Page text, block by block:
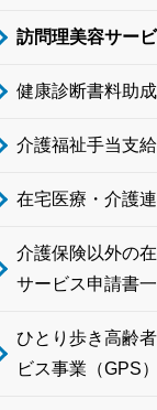
訪問理美容サー
健康診断書料助
介護福祉手当支
在宅医療・介護
介護保険以外の
サービス申請書
ひとり歩き高齢
ビス事業（GPS）